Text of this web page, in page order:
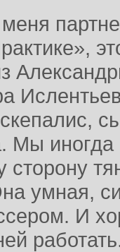
Мы
сторону
умная,
И